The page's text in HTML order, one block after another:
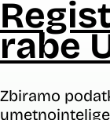
rabe
Zbiramo